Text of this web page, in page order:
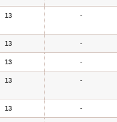
13 -
13 -
13 -
13 -
13 -